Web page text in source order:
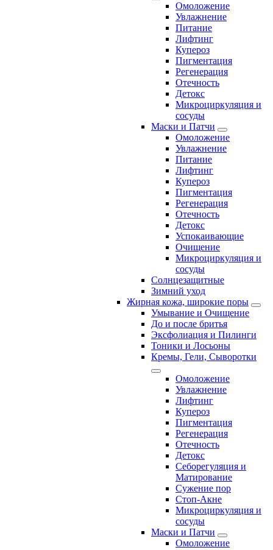
Омоложение
Увлажнение
Питание
Лифтинг
Купероз
Пигментация
Регенерация
Отечность
Детокс
Микроциркуляция и
сосуды
Маски и Патчи
Омоложение
Увлажнение
Питание
Лифтинг
Купероз
Пигментация
Регенерация
Отечность
Детокс
Успокаивающие
Очищение
Микроциркуляция и
сосуды
Солнцезащитные
Зимний уход
Жирная кожа, широкие поры
Умывание и Очищение
До и после бритья
Эксфолиация и Пилинги
Тоники и Лосьоны
Кремы, Гели, Сыворотки
Омоложение
Увлажнение
Лифтинг
Купероз
Пигментация
Регенерация
Отечность
Детокс
Себорегуляция и
Матирование
Сужение пор
Стоп-Акне
Микроциркуляция и
сосуды
Маски и Патчи
Омоложение